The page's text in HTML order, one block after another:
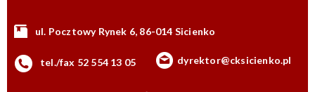
ul. Pocztowy Rynek 6, 86-014 Sicienko
tel./fax 52 554 13 05 dyrektor@cksicienko.pl